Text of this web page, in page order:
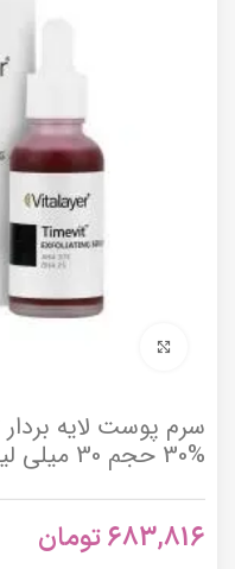
30% حجم 30 میلی لیتر
683,816تومان